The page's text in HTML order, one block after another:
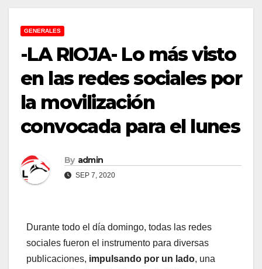
GENERALES
-LA RIOJA- Lo más visto
en las redes sociales por
la movilización
convocada para el lunes
By admin
SEP 7, 2020
Durante todo el día domingo, todas las redes
sociales fueron el instrumento para diversas
publicaciones, impulsando por un lado, una